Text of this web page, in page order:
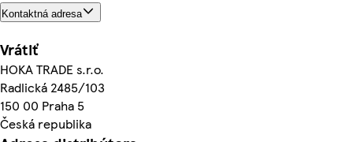
Kontaktná adresa
Vrátiť
HOKA TRADE s.r.o.
Radlická 2485/103
150 00 Praha 5
Česká republika